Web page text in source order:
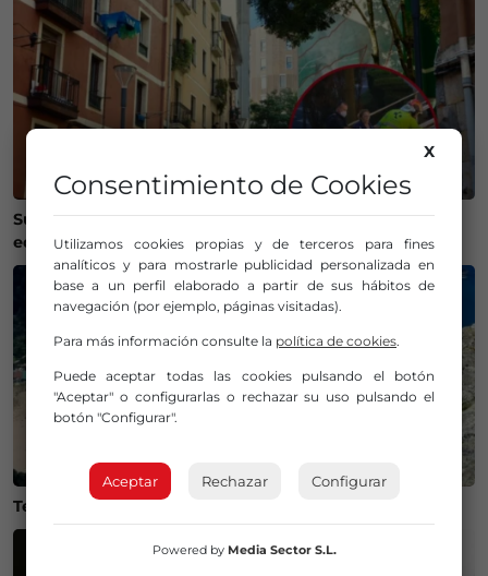
Susto en Bilbao La Vieja: ocho personas atendidas y un
edificio desalojado tras un incendio
Temperaturas históricas del agua en el Mar Cantábrico
X
Consentimiento de Cookies
Utilizamos cookies propias y de terceros para fines
analíticos y para mostrarle publicidad personalizada en
base a un perfil elaborado a partir de sus hábitos de
navegación (por ejemplo, páginas visitadas).
Para más información consulte la política de cookies.
Puede aceptar todas las cookies pulsando el botón
"Aceptar" o configurarlas o rechazar su uso pulsando el
botón "Configurar".
Aceptar Rechazar Configurar
Powered by Media Sector S.L.